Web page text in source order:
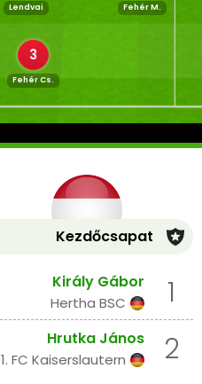
3
Fehér Cs.
Lendvai Fehér M.
Kezdőcsapat
1
Király Gábor
Hertha BSC
2
Hrutka János
1. FC Kaiserslautern